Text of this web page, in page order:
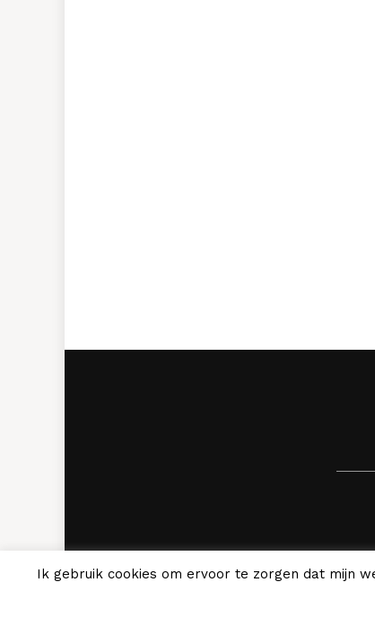
Ik gebruik cookies om ervoor te zorgen dat mijn